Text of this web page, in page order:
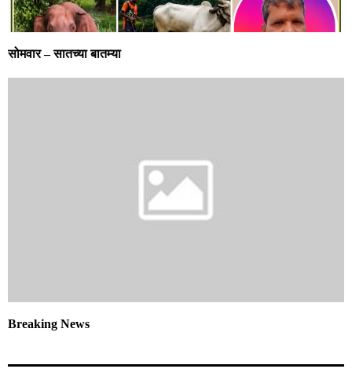
सोमवार – सातच्या बातम्या
Breaking News